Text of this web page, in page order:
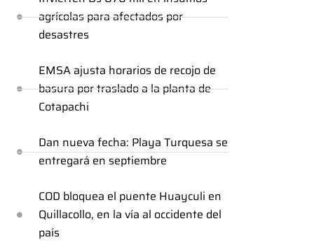
agrícolas para afectados por
desastres
EMSA ajusta horarios de recojo de
basura por traslado a la planta de
Cotapachi
Dan nueva fecha: Playa Turquesa se
entregará en septiembre
COD bloquea el puente Huayculi en
Quillacollo, en la vía al occidente del
país